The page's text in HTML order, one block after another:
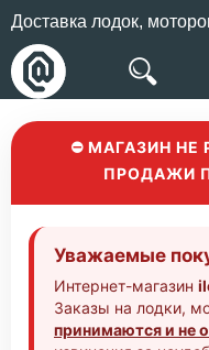
Доставка лодок,
⛔ МАГАЗИН НЕ
ПРОДАЖИ
Уважаемые
Интернет-магазин
Заказы на лодки,
принимаются и не